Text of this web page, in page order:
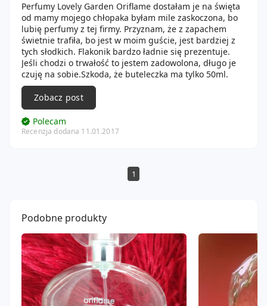
Perfumy Lovely Garden Oriflame dostałam je na święta
od mamy mojego chłopaka byłam mile zaskoczona, bo
lubię perfumy z tej firmy. Przyznam, że z zapachem
świetnie trafiła, bo jest w moim guście, jest bardziej z
tych słodkich. Flakonik bardzo ładnie się prezentuje.
Jeśli chodzi o trwałość to jestem zadowolona, długo je
czuję na sobie.Szkoda, że buteleczka ma tylko 50ml.
Zobacz post
Polecam
Recenzja dodana 11.01.2017
1
Podobne produkty